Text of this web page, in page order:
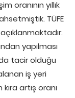
oranının yıllık
TÜFE
yapılması
tacir olduğu
iş yeri
artış oranı